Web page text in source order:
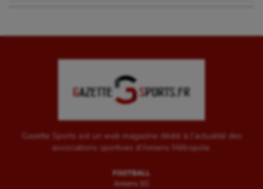
Gazette Sports est un web magazine dédié à l'actualité des
associations sportives d'Amiens Métropole.
FOOTBALL
Amiens SC